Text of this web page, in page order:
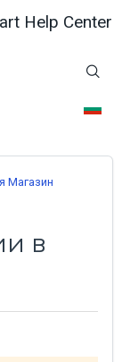
Help Center
Магазин
в